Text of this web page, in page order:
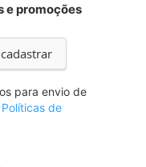
e promoções
cadastrar
para envio de
Políticas de